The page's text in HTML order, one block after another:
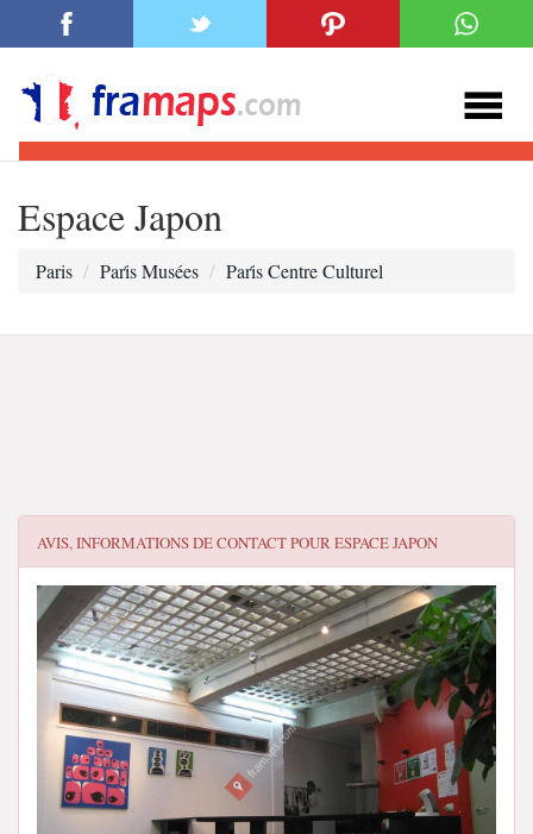
Espace Japon
Paris Pari̇s Musées Pari̇s Centre Culturel
AVIS, INFORMATIONS DE CONTACT POURESPACE JAPON